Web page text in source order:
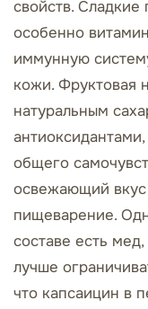
свойств.
особенно
иммунную
кожи. Фруктовая
натуральным
общего
освежающий вкус
пищеварение.
составе есть
лучше
что капсаицин в